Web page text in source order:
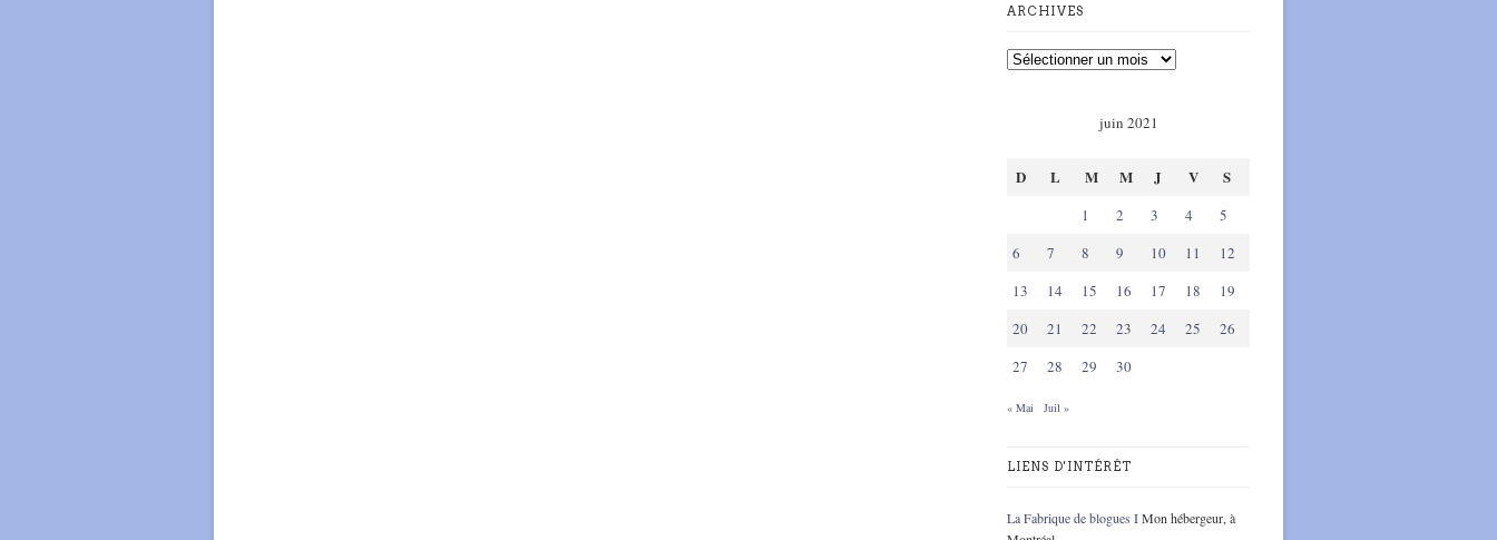
ARCHIVES
juin 2021
D L M M J V S
1 2 3 4
5
6
7 8 9 10 11
12
13
14 15 16 17 18
19
20
21 22 23 24 25
26
27
28 29 30
« Mai Juil »
LIENS D'INTÉRÊT
La Fabrique de blogues IMon hébergeur, à